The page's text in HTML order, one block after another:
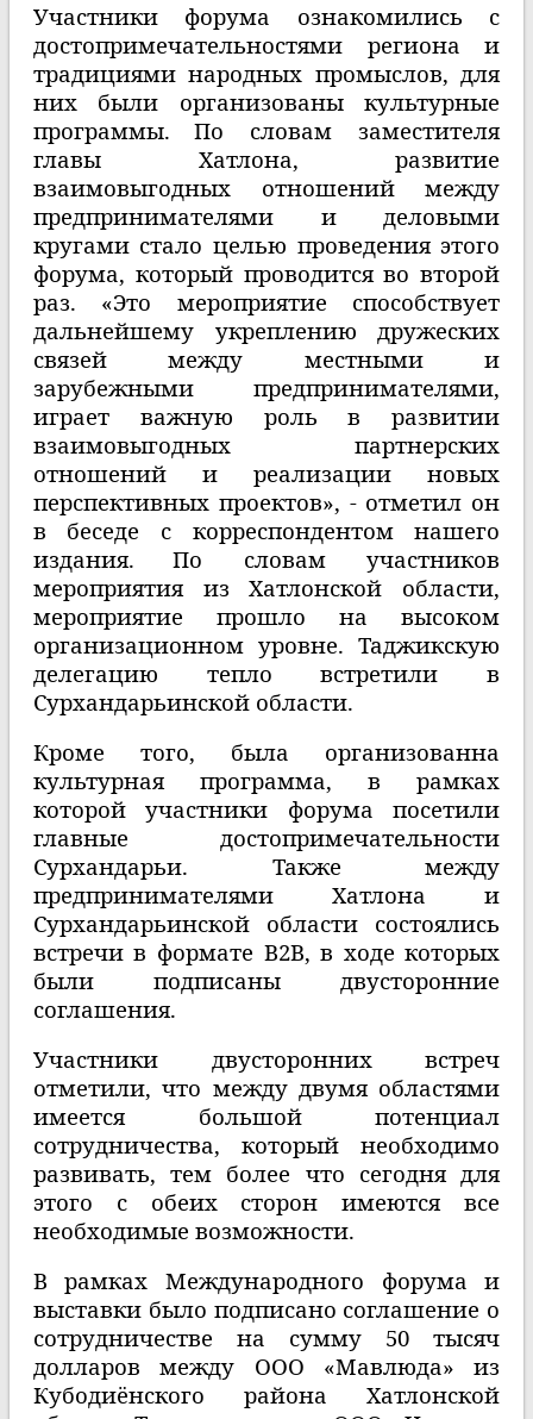
Участники форума ознакомились с
достопримечательностями региона и
традициями народных промыслов, для
них были организованы культурные
программы.
По словам заместителя
главы Хатлона, развитие
взаимовыгодных отношений между
предпринимателями и деловыми
кругами стало целью проведения этого
форума, который проводится во второй
раз. «Это мероприятие способствует
дальнейшему укреплению дружеских
связей между местными и
зарубежными предпринимателями,
играет важную роль в развитии
взаимовыгодных партнерских
отношений и реализации новых
перспективных проектов», - отметил он
в беседе с корреспондентом нашего
издания.
По словам участников
мероприятия из Хатлонской области,
мероприятие прошло на высоком
организационном уровне. Таджикскую
делегацию тепло встретили в
Сурхандарьинской области.
Кроме того, была организованна
культурная программа, в рамках
которой участники форума посетили
главные достопримечательности
Сурхандарьи. Также между
предпринимателями Хатлона и
Сурхандарьинской области состоялись
встречи в формате В2В, в ходе которых
были подписаны двусторонние
соглашения.
Участники двусторонних встреч
отметили, что между двумя областями
имеется большой потенциал
сотрудничества, который необходимо
развивать, тем более что сегодня для
этого с обеих сторон имеются все
необходимые возможности.
В рамках Международного форума и
выставки было подписано соглашение о
сотрудничестве на сумму 50 тысяч
долларов между ООО «Мавлюда» из
Кубодиёнского района Хатлонской